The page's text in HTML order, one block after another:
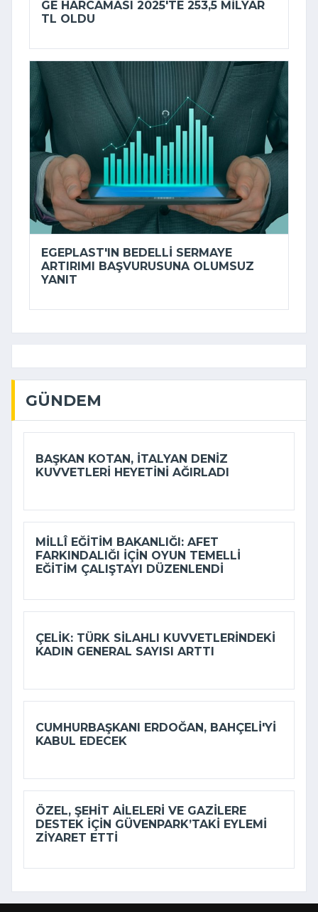
GE HARCAMASI 2025'TE 253,5 MILYAR
TL OLDU
EGEPLAST'IN BEDELLI SERMAYE
ARTIRIMI BAŞVURUSUNA OLUMSUZ
YANIT
GÜNDEM
BAŞKAN KOTAN, İTALYAN DENIZ
KUVVETLERI HEYETINI AĞIRLADI
MILLÎ EĞITIM BAKANLIĞI: AFET
FARKINDALIĞI IÇIN OYUN TEMELLI
EĞITIM ÇALIŞTAYI DÜZENLENDI
ÇELIK: TÜRK SILAHLI KUVVETLERINDEKI
KADIN GENERAL SAYISI ARTTI
CUMHURBAŞKANI ERDOĞAN, BAHÇELI'YI
KABUL EDECEK
ÖZEL, ŞEHIT AILELERI VE GAZILERE
DESTEK IÇIN GÜVENPARK’TAKI EYLEMI
ZIYARET ETTI